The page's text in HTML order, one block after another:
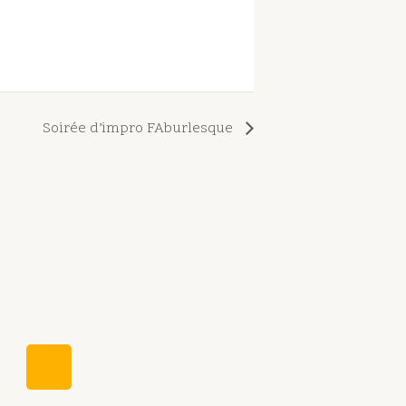
Soirée d’impro FAburlesque
W